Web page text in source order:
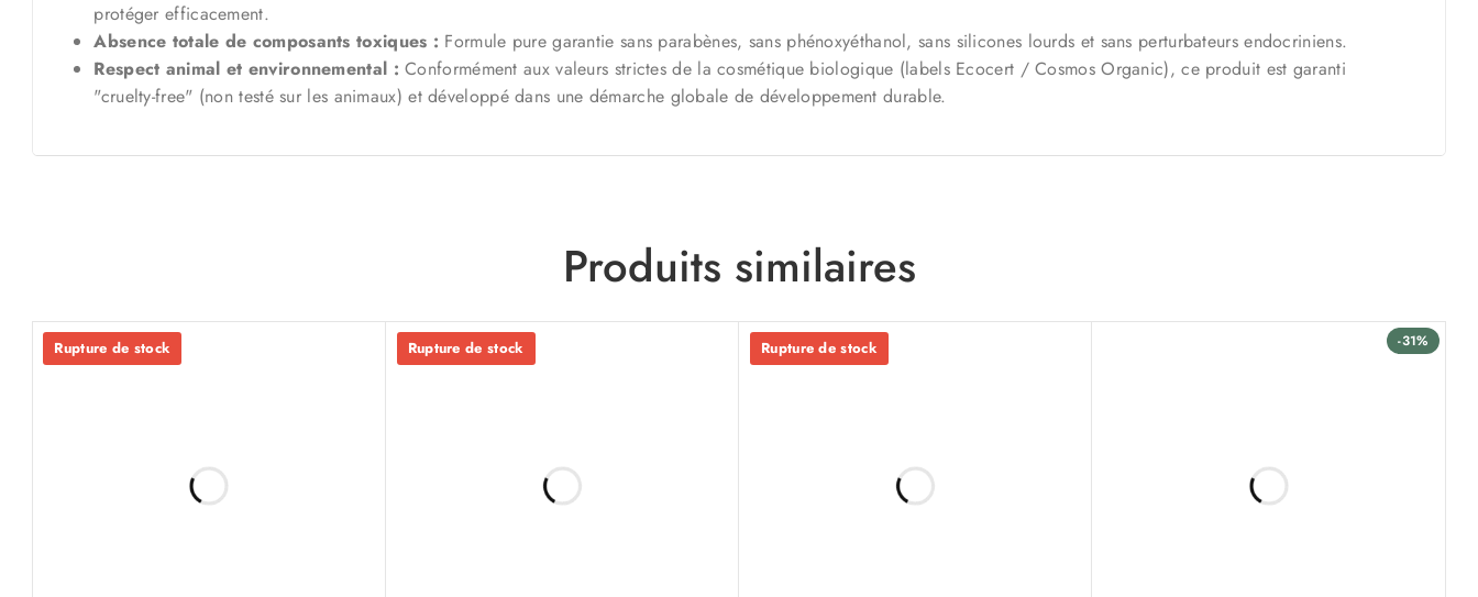
protéger efficacement.
Absence totale de composants toxiques : Formule pure garantie sans parabènes, sans phénoxyéthanol, sans silicones lourds et sans perturbateurs endocriniens.
Respect animal et environnemental : Conformément aux valeurs strictes de la cosmétique biologique (labels Ecocert / Cosmos Organic), ce produit est garanti
"cruelty-free" (non testé sur les animaux) et développé dans une démarche globale de développement durable.
Produits similaires
Rupture de stock Rupture de stock Rupture de stock -31%